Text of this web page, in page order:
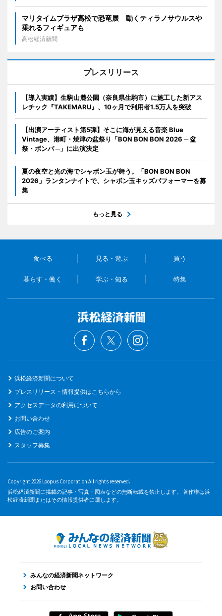
マリタイムプラザ高松で恐竜展 動くティラノサウルスや
乗れるフィギュアも
高松経済新聞
プレスリリース
【導入実績】生駒山麓公園（奈良県生駒市）に施工した新アス
レチック『TAKEMARU』、10ヶ月で利用者1.5万人を突破
【出演アーティスト第5弾】そこに海が見える音楽 Blue
Vintage、港町・焼津の盆祭り「BON BON BON 2026 ─ 盆
祭・ボンパ ─」に出演決定
夏の夜空と光の海でシャボン玉が舞う。「BON BON BON
2026」ランタンナイトで、シャボン玉キッズパフォーマーを募
集
もっと見る
食べる 見る・遊ぶ 買う
暮らす・働く 学ぶ・知る 特集
浜松経済新聞について
プレスリリース・情報提供はこちらから
アクセスデータの利用について
お問い合わせ
広告のご案内
スタッフ募集
Copyright 2026 Loopus Corporation All rights reserved.
浜松経済新聞に掲載の記事・写真・図表などの無断転載を禁止します。 著作権は浜
松経済新聞またはその情報提供者に属します。
みんなの経済新聞ネットワーク
お問い合わせ